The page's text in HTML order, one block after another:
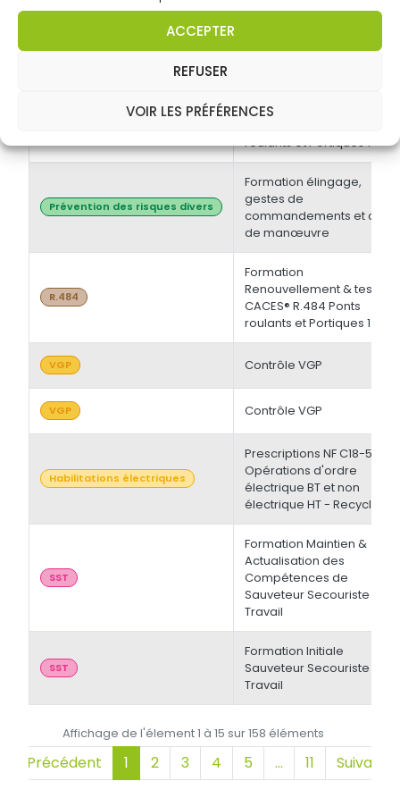
ACCEPTER
REFUSER
VOIR LES PRÉFÉRENCES
Manoeuvre -
Formation Initiale & tests
roulants et Portiques 1
Prévention des risques divers
Formation élingage,
gestes de
commandements et chef
de manœuvre
R.484
Formation
Renouvellement & tests
CACES® R.484 Ponts
roulants et Portiques 1
VGP Contrôle VGP
VGP Contrôle VGP
Habilitations électriques
Prescriptions NF C18-510 -
Opérations d'ordre
électrique BT et non
électrique HT - Recyclage
SST
Formation Maintien &
Actualisation des
Compétences de
Sauveteur Secouriste du
Travail
SST
Formation Initiale
Sauveteur Secouriste du
Travail
Affichage de l'élement 1 à 15 sur 158 éléments
Précédent 1 2 3 4 5 … 11 Suivant